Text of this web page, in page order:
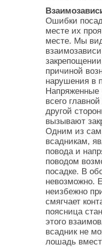
Ошибки
месте их
месте. Мы
причиной
нарушения в
Напряженные
всего
другой
вызывают
Одним из
всадникам,
повода и
поводом
посадке. В
невозможно.
неизбежно
смягчает
поясница
этого
всадник не
лошадь